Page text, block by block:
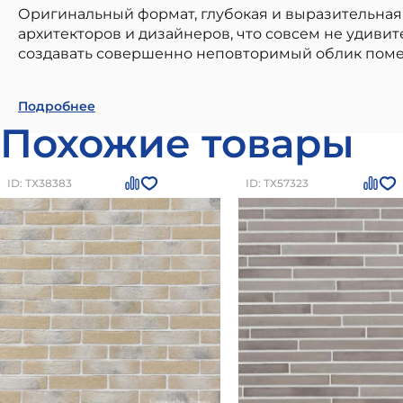
Оригинальный формат, глубокая и
архитекторов и дизайнеров, что совсем не
создавать совершенно неповторимый облик
Leonardo Stone Искусственный камень
современным стандартам качества.
долговечность и устойчивость к внешним
де-Франс 0,62м2/уп
можно приобрести в Санкт-
Подробнее
Похожие товары
ID: ТХ38383 ID: ТХ57323